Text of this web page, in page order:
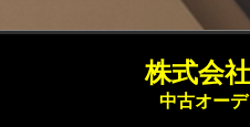
株式会
中古オー